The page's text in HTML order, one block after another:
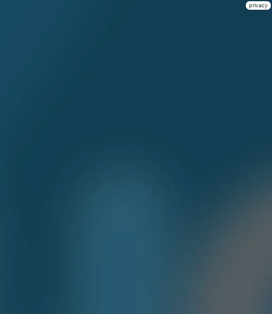
privacy